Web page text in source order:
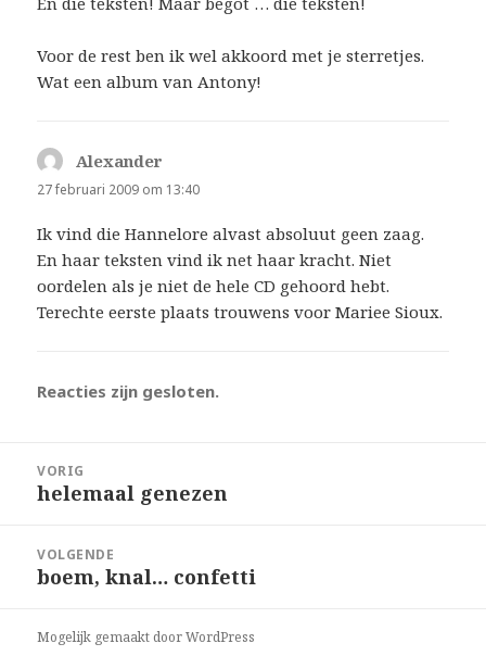
Voor de rest ben ik wel akkoord met je sterretjes.
Wat een album van Antony!
Alexander
27 februari 2009 om 13:40
Ik vind die Hannelore alvast absoluut geen zaag.
En haar teksten vind ik net haar kracht. Niet
oordelen als je niet de hele CD gehoord hebt.
Terechte eerste plaats trouwens voor Mariee Sioux.
Reacties zijn gesloten.
navigatie
VORIG
Vorig
helemaal genezen
VOLGENDE
Volgend
boem, knal… confetti
Mogelijk gemaakt door WordPress